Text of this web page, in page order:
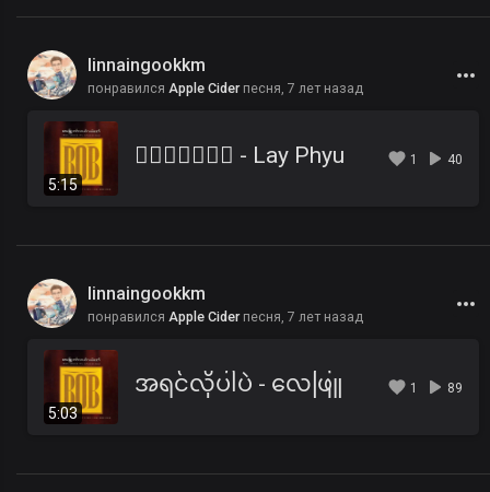
linnaingookkm
понравился Apple Ciderпесня, 7 лет назад
5:15
၀ိေရာဓိ - Lay Phyu 1 40
linnaingookkm
понравился Apple Ciderпесня, 7 лет назад
5:03
အရင်လိုပါပဲ - လေဖြူ 1 89